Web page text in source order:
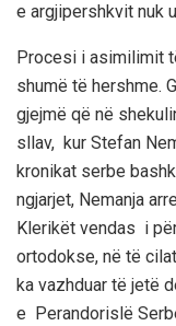
e argjipershkvit nuk
Procesi i asimilimit
shumë të hershme.
gjejmë që në
sllav, kur Stefan
kronikat serbe
ngjarjet, Nemanja
Klerikët vendas i
ortodokse, në të
ka vazhduar të jetë
e Perandorislë